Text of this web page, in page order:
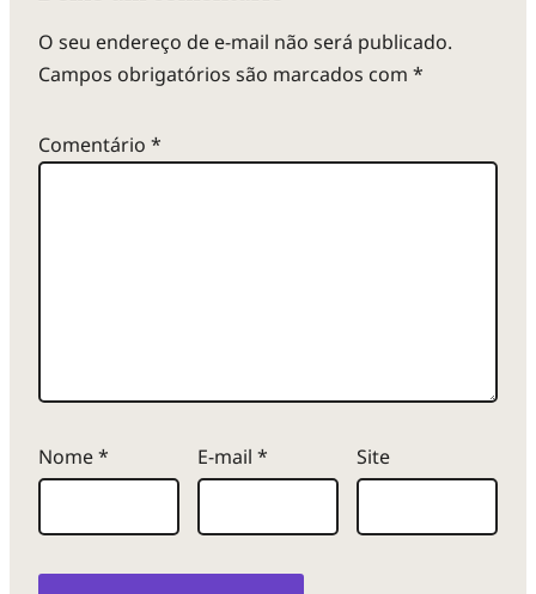
O seu endereço de e-mail não será publicado.
Campos obrigatórios são marcados com *
Comentário *
Nome* E-mail * Site